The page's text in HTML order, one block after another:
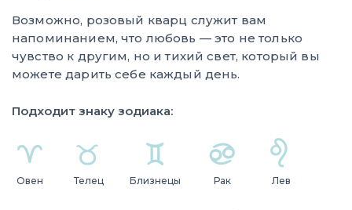
Возможно, розовый кварц служит вам
напоминанием, что любовь — это не только
чувство к другим, но и тихий свет, который вы
можете дарить себе каждый день.
Подходит знаку зодиака:
Овен Телец Близнецы Рак Лев